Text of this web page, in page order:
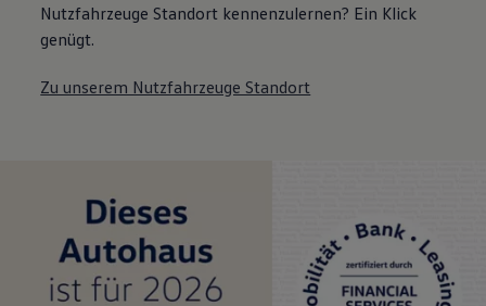
Nutzfahrzeuge Standort kennenzulernen? Ein Klick
genügt.
Zu unserem Nutzfahrzeuge Standort